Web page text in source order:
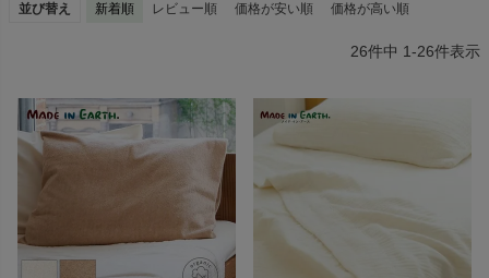
並び替え 新着順 レビュー順 価格が安い順 価格が高い順
26件中 1-26件表示